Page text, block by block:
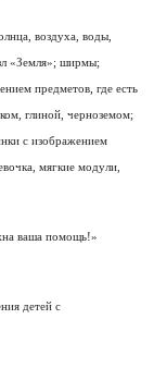
воздуха, воды,
«Земля»; ширмы;
предметов, где есть
глиной, черноземом;
с изображением
мягкие модули,
ваша помощь!»
детей с